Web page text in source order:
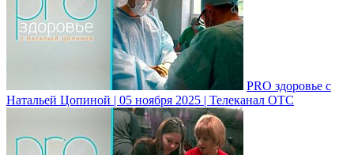
PRO здоровье с
Натальей Цопиной | 05 ноября 2025 | Телеканал ОТС